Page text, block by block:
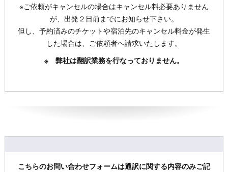
※ご依頼がキャンセルの場合はキャンセル料必要ありません
が、出発２日前までにお知らせ下さい。
但し、予約済みのチケットや宿泊先のキャンセル料金が発生
した場合は、ご依頼者へ請求いたします。
※ 弊社は翻訳業務を行なっておりません。
こちらのお問い合わせフォームは通訳に関する内容のみご記